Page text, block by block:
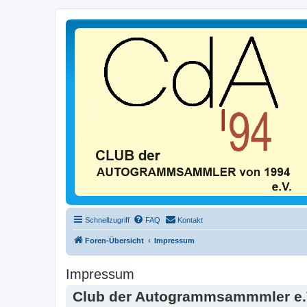
Schnellzugriff FAQ Kontakt
Foren-Übersicht Impressum
Impressum
Club der Autogrammsammmler